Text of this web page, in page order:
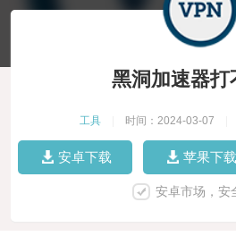
黑洞加速器打
工具 时间：2024-03-07
安卓下载 苹果下载
安卓市场，安